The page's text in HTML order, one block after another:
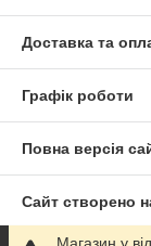
Доставка та
Графік роботи
Повна версія
Сайт створено